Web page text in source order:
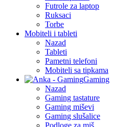
Futrole za laptop
Ruksaci
Torbe
Mobiteli i tableti
Nazad
Tableti
Pametni telefoni
Mobiteli sa tipkama
Gaming
Nazad
Gaming tastature
Gaming miševi
Gaming slušalice
Podloge za miš